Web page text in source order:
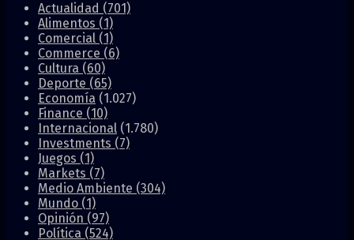
Actualidad (701)
Alimentos (1)
Comercial (1)
Commerce (6)
Cultura (60)
Deporte (65)
Economía (1.027)
Finance (10)
Internacional (1.780)
Investments (7)
Juegos (1)
Markets (7)
Medio Ambiente (304)
Mundo (1)
Opinión (97)
Política (524)